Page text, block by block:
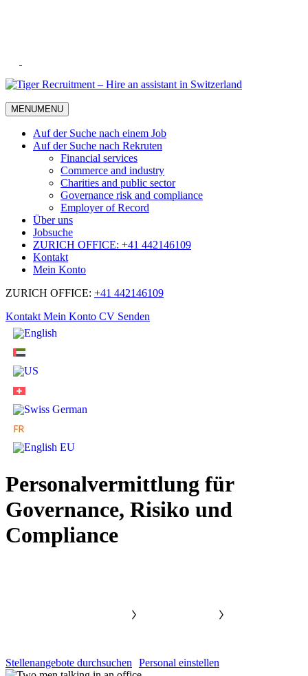
MENUMENU
Auf der Suche nach einem Job
Auf der Suche nach Rekruten
Financial services
Commerce and industry
Charities and public sector
Governance risk and compliance
Employer of Record
Über uns
Jobsuche
ZURICH OFFICE: +41 442146109
Kontakt
Mein Konto
ZURICH OFFICE: +41 442146109
Kontakt Mein Konto CV Senden
Personalvermittlung für
Governance, Risiko und
Compliance
Stellenangebote durchsuchen Personal einstellen